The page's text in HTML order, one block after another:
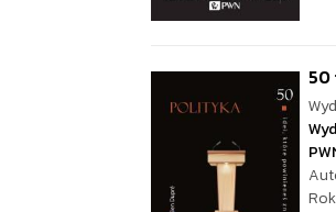
50